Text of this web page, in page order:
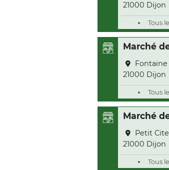
21000 Dijon
Tous
Marché
21000 Dijon
Tous
Marché
Petit
21000 Dijon
Tous